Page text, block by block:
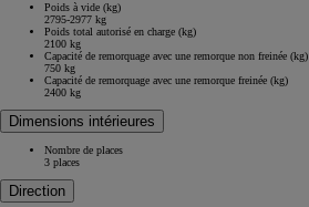
Poids à vide (kg)
2795-2977 kg
Poids total autorisé en charge (kg)
2100 kg
Capacité de remorquage avec une remorque non freinée (kg)
750 kg
Capacité de remorquage avec une remorque freinée (kg)
2400 kg
Dimensions intérieures
Nombre de places
3 places
Direction